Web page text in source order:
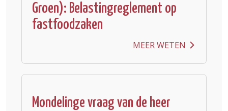
Groen): Belastingreglement op
fastfoodzaken
MEER WETEN
Mondelinge vraag van de heer